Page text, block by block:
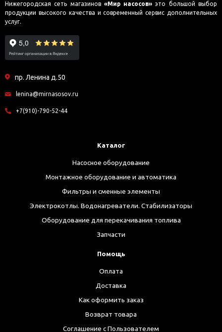
Нижегородская сеть магазинов «Мир насосов» это большой выбор
продукции высокого качества и современный сервис дополнительных
услуг.
пр. Ленина д.50
lenina@mirnasosov.ru
+7(910)-790-52-44
Каталог
Насосное оборудование
Монтажное оборудование и автоматика
Фильтры и сменные элементы
Электрокотлы. Водонагреватели. Стабилизаторы
Оборудование для перекачивания топлива
Запчасти
Помощь
Оплата
Доставка
Как оформить заказ
Возврат товара
Соглашение с Пользователем